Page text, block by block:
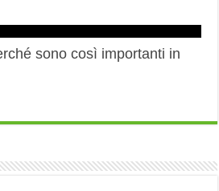
sono così importanti in